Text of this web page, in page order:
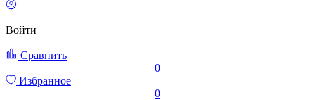
Войти
Сравнить
0
Избранное
0